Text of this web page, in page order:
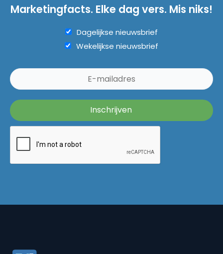
Marketingfacts. Elke dag vers. Mis niks!
Dagelijkse nieuwsbrief
Wekelijkse nieuwsbrief